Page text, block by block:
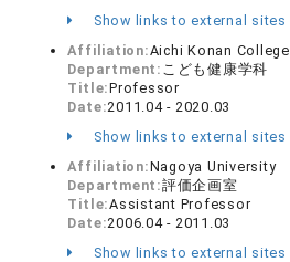
Show links to external sites
Affiliation:Aichi Konan College
Department: こども健康学科
Title:Professor
Date:2011.04 - 2020.03
Show links to external sites
Affiliation:Nagoya University
Department:評価企画室
Title:Assistant Professor
Date:2006.04 - 2011.03
Show links to external sites